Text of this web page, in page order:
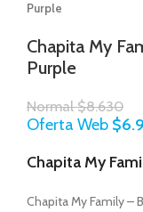
Purple
Chapita My
Purple
Normal$8.630
Oferta Web $
Chapita My
Chapita My Family –